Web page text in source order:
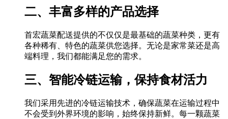
二、丰富多样的产品选择
首宏蔬菜配送提供的不仅仅是最基础的蔬菜种类，更有
各种稀有、特色的蔬菜供您选择。无论是家常菜还是高
端料理，我们都能满足您的需求。
三、智能冷链运输，保持食材活力
我们采用先进的冷链运输技术，确保蔬菜在运输过程中
不会受到外界环境的影响，始终保持新鲜。每一颗蔬菜